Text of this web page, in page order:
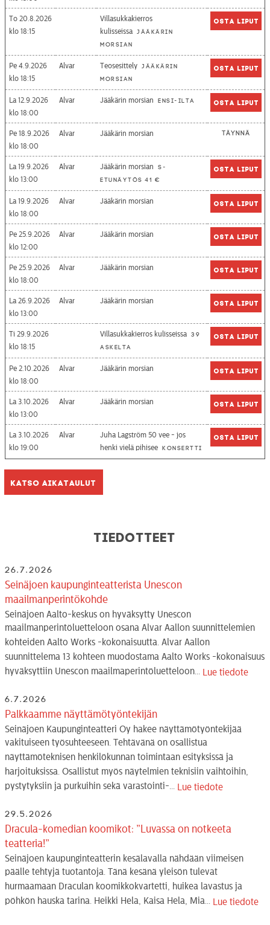
To 20.8.2026
18:15
Villasukkakierros
kulisseissa Jääkärin
morsian
Osta liput
Pe 4.9.2026
18:15
Alvar Teosesittely Jääkärin
morsian
Osta liput
La 12.9.2026
18:00
Alvar Jääkärin morsian Ensi-ilta Osta liput
Pe 18.9.2026
18:00
Alvar Jääkärin morsian Täynnä
La 19.9.2026
13:00
Alvar Jääkärin morsian
S-
etunäytös 41 €
Osta liput
La 19.9.2026
18:00
Alvar Jääkärin morsian Osta liput
Pe 25.9.2026
12:00
Alvar Jääkärin morsian Osta liput
Pe 25.9.2026
18:00
Alvar Jääkärin morsian Osta liput
La 26.9.2026
13:00
Alvar Jääkärin morsian Osta liput
Ti 29.9.2026
18:15
Villasukkakierros kulisseissa 39
askelta
Osta liput
Pe 2.10.2026
18:00
Alvar Jääkärin morsian Osta liput
La 3.10.2026
13:00
Alvar Jääkärin morsian Osta liput
La 3.10.2026
19:00
Alvar
Juha Lagström 50 vee - jos
henki vielä pihisee Konsertti
Osta liput
Katso aikataulut
Tiedotteet
26.7.2026
Seinäjoen kaupunginteatterista Unescon
maailmanperintökohde
Seinäjoen Aalto-keskus on hyväksytty Unescon
maailmanperintöluetteloon osana Alvar Aallon suunnittelemien
kohteiden Aalto Works -kokonaisuutta. Alvar Aallon
suunnittelema 13 kohteen muodostama Aalto Works -kokonaisuus
hyväksyttiin Unescon maailmaperintöluetteloon...
Lue tiedote
6.7.2026
Palkkaamme näyttämötyöntekijän
Seinäjoen Kaupunginteatteri Oy hakee näyttämötyöntekijää
vakituiseen työsuhteeseen. Tehtävänä on osallistua
näyttämöteknisen henkilökunnan toimintaan esityksissä ja
harjoituksissa. Osallistut myös näytelmien teknisiin vaihtoihin,
pystytyksiin ja purkuihin sekä varastointi-...
Lue tiedote
29.5.2026
Dracula-komedian koomikot: ”Luvassa on notkeeta
teatteria!”
Seinäjoen kaupunginteatterin kesälavalla nähdään viimeisen
päälle tehtyjä tuotantoja. Tänä kesänä yleisön tulevat
hurmaamaan Draculan koomikkokvartetti, huikea lavastus ja
pöhkön hauska tarina. Heikki Hela, Kaisa Hela, Mia...
Lue tiedote